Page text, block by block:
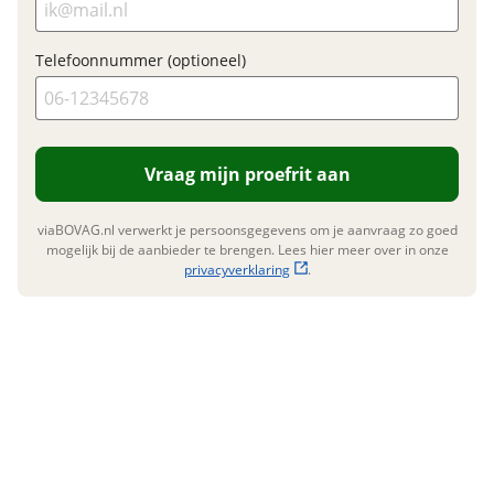
Foto's
Klik hier om foto's te uploaden
Jouw contactgegevens
Naam
Telefoonnummer (optioneel)
Vraag mijn proefrit aan
viaBOVAG.nl verwerkt je persoonsgegevens om je aanvraag zo goed
mogelijk bij de aanbieder te brengen. Lees hier meer over in onze
privacyverklaring
.